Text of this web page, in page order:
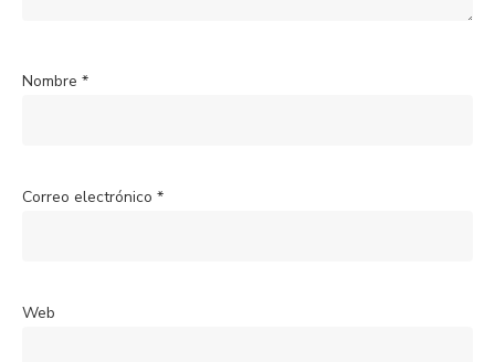
Nombre *
Correo electrónico *
Web